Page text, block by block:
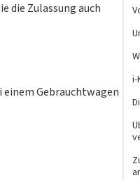
die Zulassung auch
einem Gebrauchtwagen
i-